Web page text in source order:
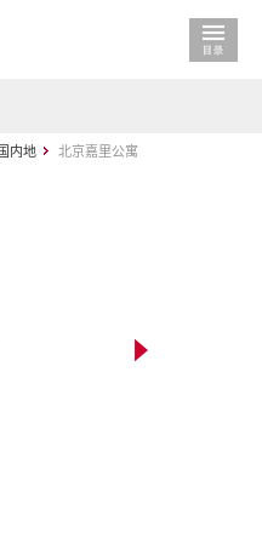
内地 北京嘉里公寓